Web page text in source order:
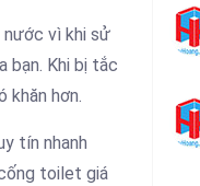
nước vì khi sử
bạn. Khi bị tắc
khăn hơn.
tín nhanh
toilet giá